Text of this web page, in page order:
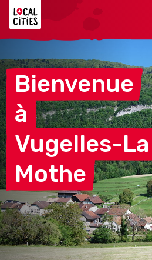
Bienvenue
à
Vugelles-La
Mothe